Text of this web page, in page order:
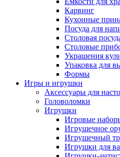
Карвинг
Кухонные
Посуда для
Столовая
Столовые
Украшения
Упаковка для
Формы
Игры и игрушки
Аксессуары для
Головоломки
Игрушки
Игровые
Игрушечное
Игрушечный
Игрушки для